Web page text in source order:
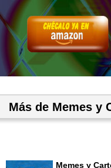
Más de Memes y
Memes y